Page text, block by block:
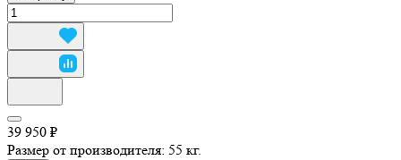
39 950 ₽
Размер от производителя: 55 кг.